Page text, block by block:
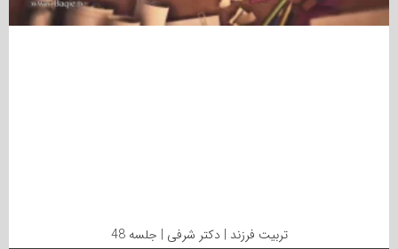
تربیت فرزند | دکتر شرفی | جلسه 48